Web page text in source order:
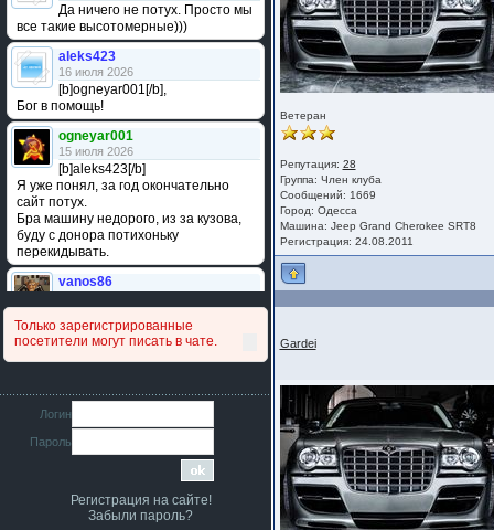
Да ничего не потух. Просто мы
все такие высотомерные)))
aleks423
16 июля 2026
[b]ogneyar001[/b],
Бог в помощь!
ogneyar001
15 июля 2026
[b]aleks423[/b]
Я уже понял, за год окончательно
сайт потух.
Бра машину недорого, из за кузова,
буду с донора потихоньку
перекидывать.
vanos86
сравнивал подушку акпп бензиновой и
дизельной машины намера
4578063AG и 4578061AG? По фото
iMrCoffeeBLR4
11 июля 2026
[b]era124[/b],
Ага понял буду знать спасибо
era124
7 июля 2026
Только зарегистрированные
посетители могут писать в чате.
Логин
Пароль
Регистрация на сайте!
Забыли пароль?
Ветеран
Репутация: 28
Группа: Член клуба
Сообщений: 1669
Город: Одесса
Машина: Jeep Grand Cherokee SRT8
Регистрация: 24.08.2011
Gardei